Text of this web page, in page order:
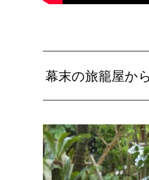
幕末の旅籠屋か